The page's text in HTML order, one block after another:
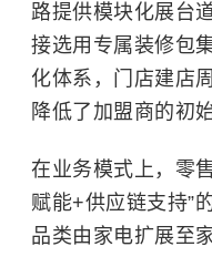
路提供模块化展台
接选用专属装修包
化体系，门店建店
降低了加盟商的初
在业务模式上，零
赋能+供应链支持”
品类由家电扩展至